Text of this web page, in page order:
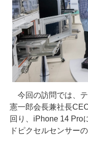
今回の訪問では、
憲一郎会長兼社長
回り、iPhone 14 Pro
ドピクセルセンサー